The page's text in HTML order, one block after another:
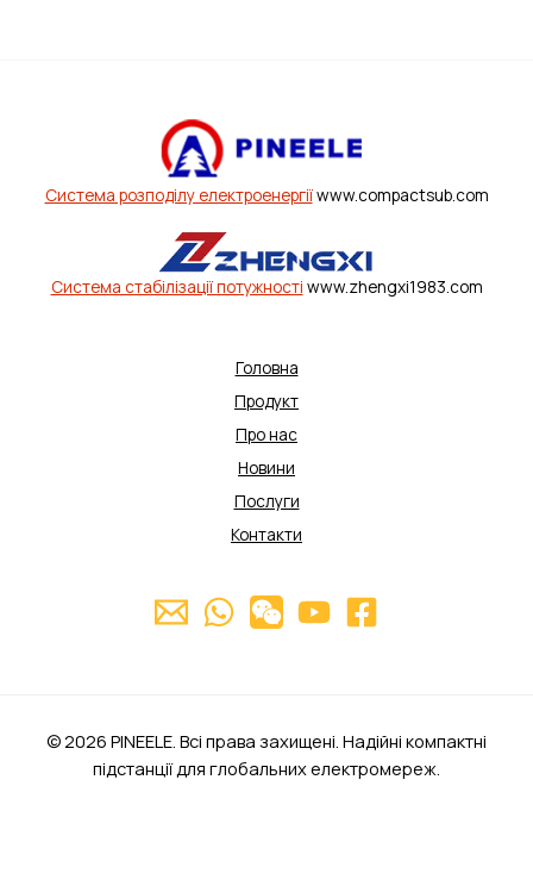
Система розподілу електроенергіїwww.compactsub.com
Система стабілізації потужності www.zhengxi1983.com
Головна
Продукт
Про нас
Новини
Послуги
Контакти
© 2026 PINEELE. Всі права захищені. Надійні компактні
підстанції для глобальних електромереж.